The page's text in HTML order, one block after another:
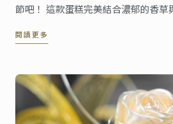
節吧！ 這款蛋糕完美結合濃郁的香草
的家人一起分享這款美味蛋糕，品嚐
閱讀更多